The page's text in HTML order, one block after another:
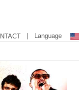
| Language